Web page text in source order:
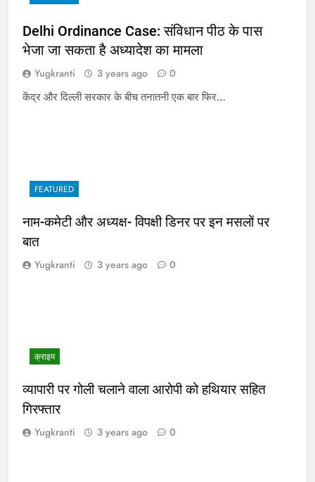
Delhi Ordinance Case: संविधान पीठ के पास
भेजा जा सकता है अध्यादेश का मामला
Yugkranti 3 years ago 0
केंद्र और दिल्ली सरकार के बीच तनातनी एक बार फिर…
FEATURED
नाम-कमेटी और अध्यक्ष- विपक्षी डिनर पर इन मसलों पर
बात
Yugkranti 3 years ago 0
क्राइम
व्यापारी पर गोली चलाने वाला आरोपी को हथियार सहित
गिरफ्तार
Yugkranti 3 years ago 0